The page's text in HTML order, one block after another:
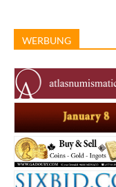
WERBUNG